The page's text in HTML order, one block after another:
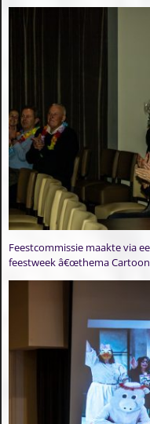
Feestcommissie maakte via
feestweek â€œthema